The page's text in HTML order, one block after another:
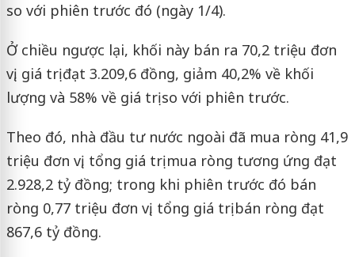
so với phiên trước đó (ngày 1/4).
Ở chiều ngược lại, khối này bán ra 70,2 triệu đơn
vị, giá trị đạt 3.209,6 đồng, giảm 40,2% về khối
lượng và 58% về giá trị so với phiên trước.
Theo đó, nhà đầu tư nước ngoài đã mua ròng 41,9
triệu đơn vị, tổng giá trị mua ròng tương ứng đạt
2.928,2 tỷ đồng; trong khi phiên trước đó bán
ròng 0,77 triệu đơn vị, tổng giá trị bán ròng đạt
867,6 tỷ đồng.